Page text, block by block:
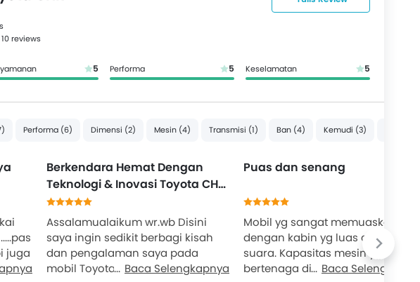
reviews
5 Performa 5 Keselamatan 5
Performa (6) Dimensi (2) Mesin (4) Transmisi (1) Ban (4) Kemudi (3)
juga
-
Berkendara Hemat Dengan
Teknologi & Inovasi Toyota CHR
Hybrid
Assalamualaikum wr.wb Disini
saya ingin sedikit berbagi kisah
dan pengalaman saya pada
mobil Toyota CHR Hybrid. Mungkin
Baca Selengkapnya
Puas dan senang
Mobil yg sangat memuaskan
dengan kabin yg luas dan kedap
suara. Kapasitas mesin yg
bertenaga dibantu dengan
Baca Selengkapnya